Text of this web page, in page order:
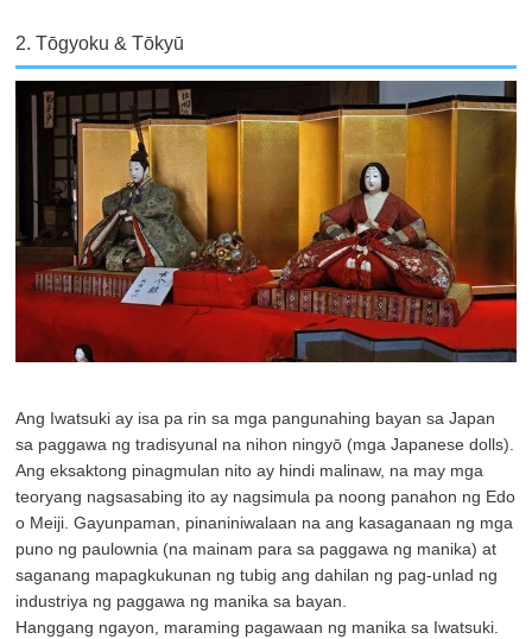
2. Tōgyoku & Tōkyū
Ang Iwatsuki ay isa pa rin sa mga pangunahing bayan sa Japan
sa paggawa ng tradisyunal na nihon ningyō (mga Japanese dolls).
Ang eksaktong pinagmulan nito ay hindi malinaw, na may mga
teoryang nagsasabing ito ay nagsimula pa noong panahon ng Edo
o Meiji. Gayunpaman, pinaniniwalaan na ang kasaganaan ng mga
puno ng paulownia (na mainam para sa paggawa ng manika) at
saganang mapagkukunan ng tubig ang dahilan ng pag-unlad ng
industriya ng paggawa ng manika sa bayan.
Hanggang ngayon, maraming pagawaan ng manika sa Iwatsuki.